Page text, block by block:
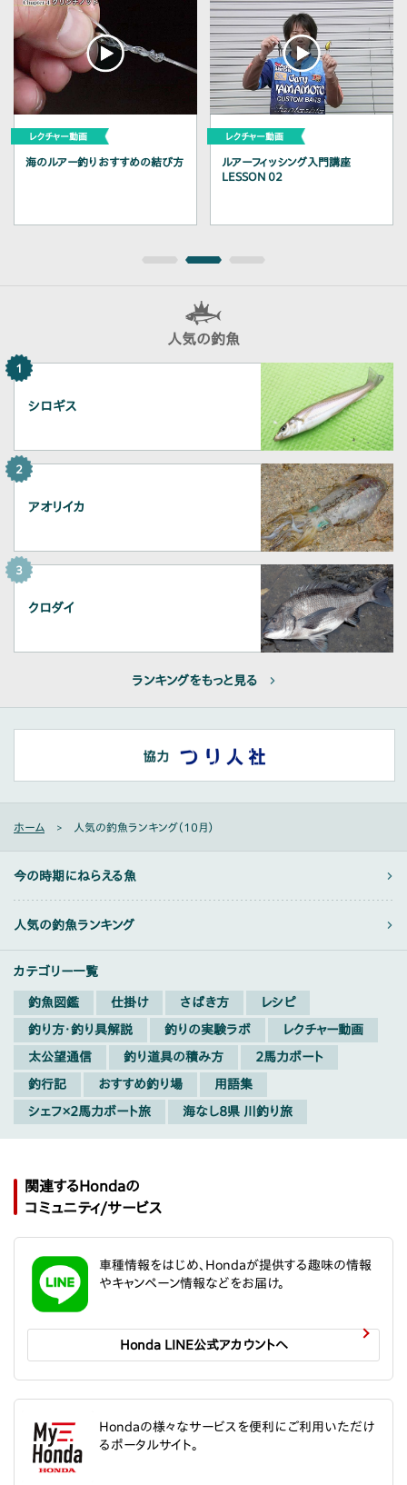
海のルアー釣りおすすめの結び方
ルアーフィッシング入門講座
LESSON 02
人気の釣魚
1
シロギス
2
アオリイカ
3
クロダイ
ランキングをもっと見る
ホーム 人気の釣魚ランキング（10月）
今の時期にねらえる魚
人気の釣魚ランキング
カテゴリー一覧
釣魚図鑑 仕掛け さばき方 レシピ
釣り方・釣り具解説 釣りの実験ラボ レクチャー動画
太公望通信 釣り道具の積み方 2馬力ボート
釣行記 おすすめ釣り場 用語集
シェフ×2馬力ボート旅 海なし8県 川釣り旅
関連するHondaの
コミュニティ/サービス
車種情報をはじめ、Hondaが提供する趣味の情報
やキャンペーン情報などをお届け。
Honda LINE公式アカウントへ
Hondaの様々なサービスを便利にご利用いただけ
るポータルサイト。